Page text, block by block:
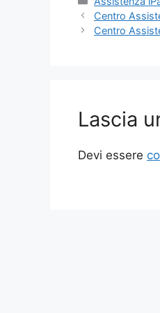
Centro
Centro
Lascia
Devi essere